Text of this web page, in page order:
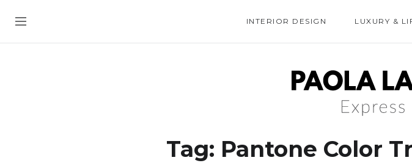
INTERIOR DESIGN LUXURY &
Tag: Pantone Color